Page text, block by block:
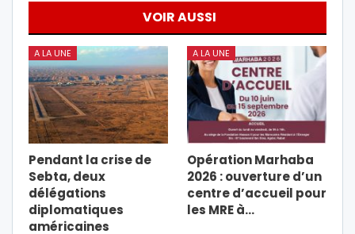
VOIR AUSSI
A LA UNE
Pendant la crise de
Sebta, deux
délégations
diplomatiques
américaines
A LA UNE
Opération Marhaba
2026 : ouverture d’un
centre d’accueil pour
les MRE à…